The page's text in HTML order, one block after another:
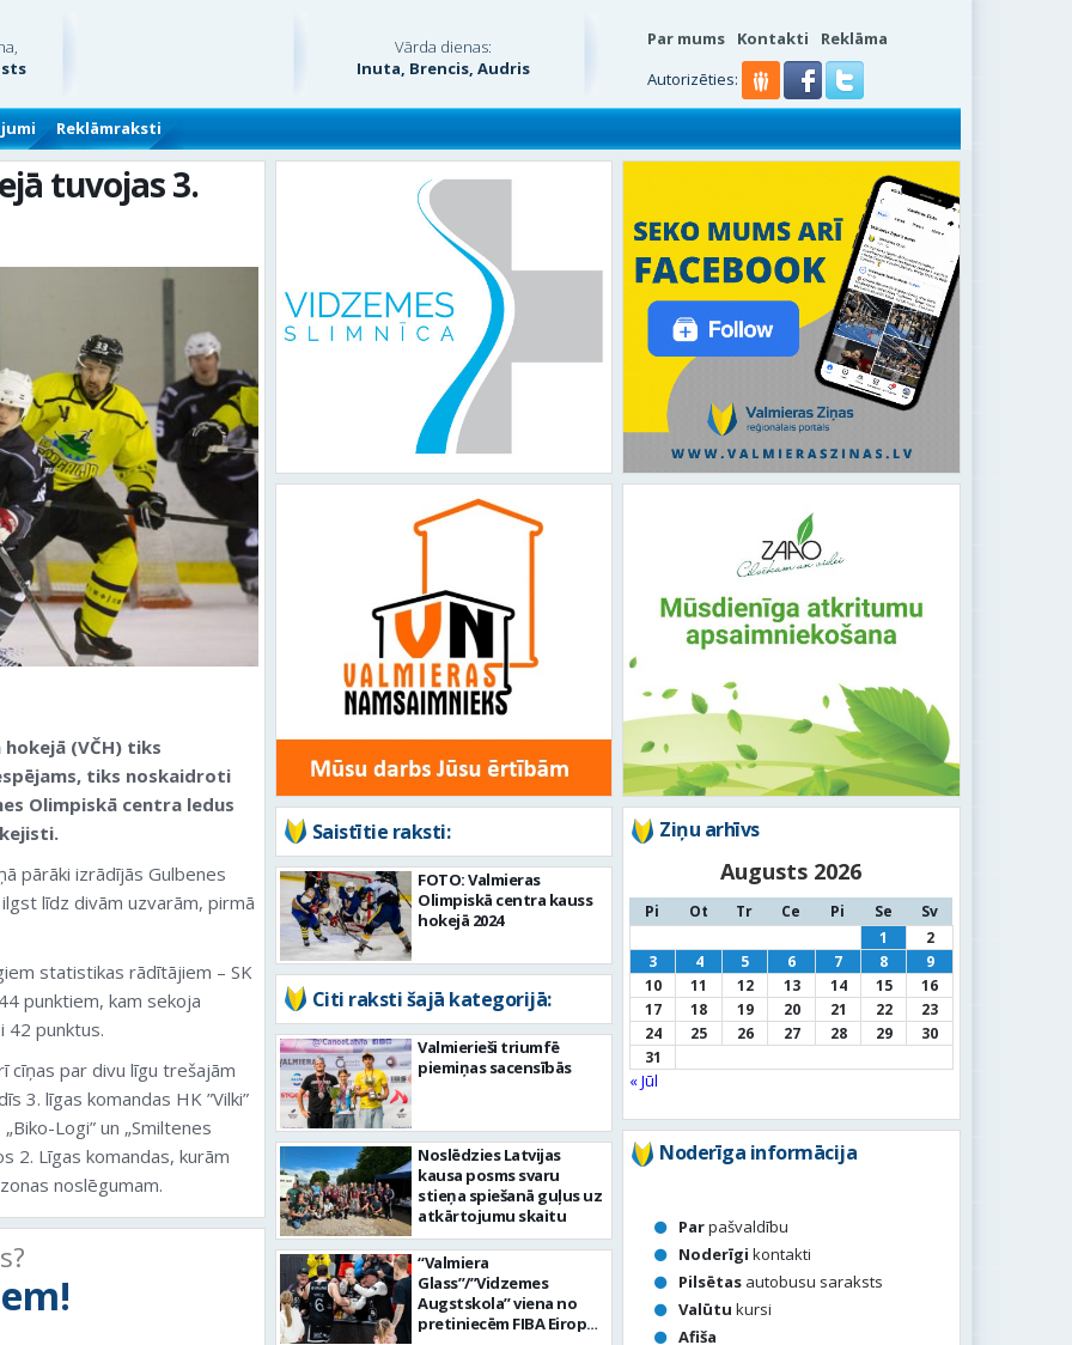
Vārda dienas:
Inuta, Brencis, Audris
Par mums Kontakti
Reklāma
Autorizēties:
Reklāmraksti
tuvojas 3.
hokejā (VČH) tiks
tiks noskaidroti
Olimpiskā centra ledus
pārāki izrādījās Gulbenes
līdz divām uzvarām, pirmā
statistikas rādītājiem – SK
punktiem, kam sekoja
42 punktus.
cīņas par divu līgu trešajām
3. līgas komandas HK ”Vilki”
Logi” un „Smiltenes
2. Līgas komandas, kurām
noslēgumam.
Saistītie raksti:
FOTO: Valmieras
Olimpiskā centra kauss
hokejā 2024
Citi raksti šajā kategorijā:
Valmierieši triumfē
piemiņas sacensībās
Noslēdzies Latvijas
kausa posms svaru
stieņa spiešanā guļus uz
atkārtojumu skaitu
“Valmiera
Glass”/”Vidzemes
Augstskola” viena no
pretiniecēm FIBA Eiropas
Ziņu arhīvs
Augusts 2026
Pi Ot Tr Ce Pi Se
Sv
1
2
3
4 5 6 7 8
9
10
11 12 13 14 15
16
17
18 19 20 21 22
23
24
25 26 27 28 29
30
31
« Jūl
Noderīga informācija
Parpašvaldību
Noderīgi kontakti
Pilsētas autobusu saraksts
Valūtu kursi
Afiša